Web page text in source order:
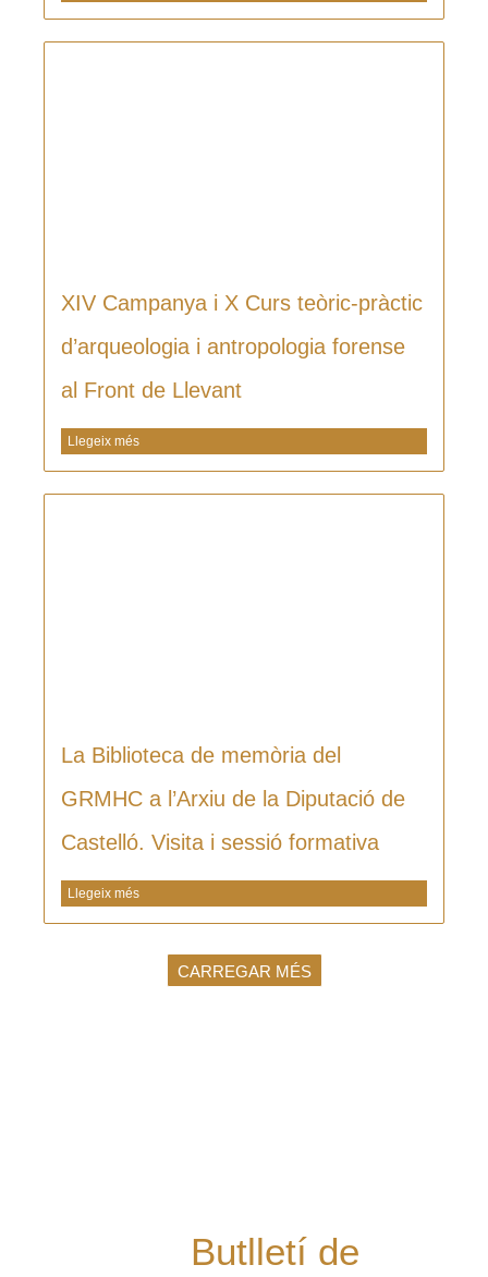
XIV Campanya i X Curs teòric-pràctic
d’arqueologia i antropologia forense
al Front de Llevant
Llegeix més
La Biblioteca de memòria del
GRMHC a l’Arxiu de la Diputació de
Castelló. Visita i sessió formativa
Llegeix més
CARREGAR MÉS
Butlletí de